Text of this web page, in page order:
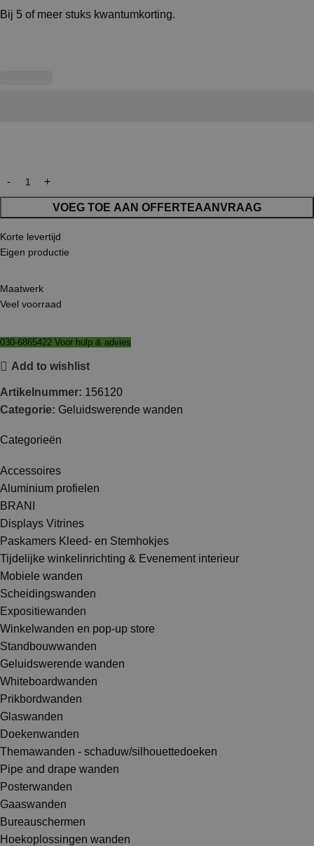
Categorieën
Accessoires
Aluminium profielen
BRANI
Displays Vitrines
Paskamers Kleed- en Stemhokjes
Tijdelijke winkelinrichting & Evenement interieur
Mobiele wanden
Scheidingswanden
Expositiewanden
Winkelwanden en pop-up store
Standbouwwanden
Geluidswerende wanden
Whiteboardwanden
Prikbordwanden
Glaswanden
Doekenwanden
Themawanden - schaduw/silhouettedoeken
Pipe and drape wanden
Posterwanden
Gaaswanden
Bureauschermen
Hoekoplossingen wanden
Bij 5 of meer stuks kwantumkorting.
VOEG TOE AAN OFFERTEAANVRAAG
Korte levertijd
Eigen productie
Maatwerk
Veel voorraad
030-6865422 Voor hulp & advies
Add to wishlist
Artikelnummer: 156120
Categorie: Geluidswerende wanden